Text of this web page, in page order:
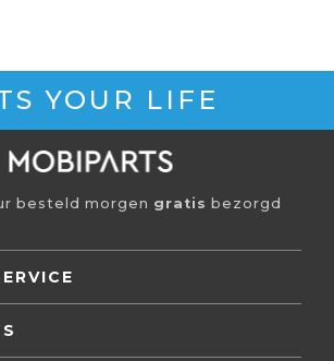
YOUR LIFE
besteld morgen gratis bezorgd